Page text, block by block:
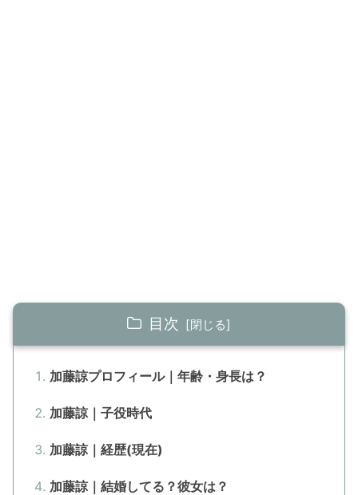
目次
加藤諒プロフィール｜年齢・身長は？
加藤諒｜子役時代
加藤諒｜経歴(現在)
加藤諒｜結婚してる？彼女は？